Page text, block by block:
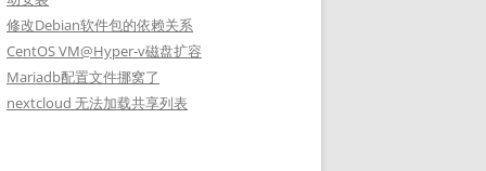
修改Debian软件包的依赖关系
CentOS VM@Hyper-v磁盘扩容
Mariadb配置文件挪窝了
nextcloud 无法加载共享列表